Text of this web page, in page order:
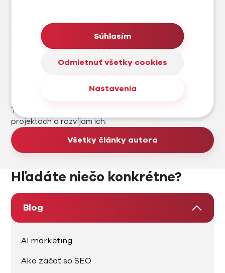
poradenstva, školení riešim aktívne aj zlepšovanie
procesu, audity, analýzy, budgeting a riadenie
projektov. V oblasti mám už viac ako 20 rokov
školeniam, online, tvorbe webstránok, SEO a
agentúru Madviso, e-shop platformu Midasto a e-
Trenujeme. Rád spolupracujem na zaujímavých
projektoch a rozvíjam ich.
Všetky články autora
Hľadáte niečo konkrétne?
Blog
AI marketing
Ako začať so SEO
Súhlasím
Odmietnuť všetky cookies
Nastavenia